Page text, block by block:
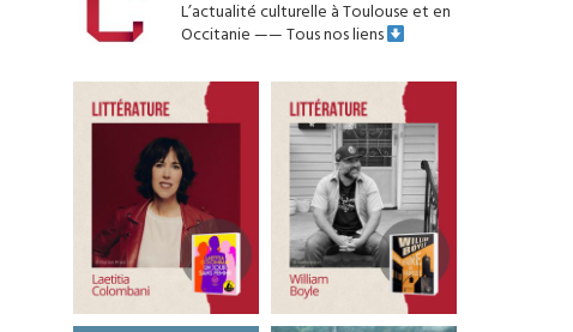
L’actualité culturelle à Toulouse et en
Occitanie——Tous nos liens